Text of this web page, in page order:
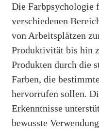
Die Farbpsychologie
verschiedenen
von Arbeitsplätzen
Produktivität bis hin
Produkten durch die
Farben, die
hervorrufen sollen.
Erkenntnisse
bewusste